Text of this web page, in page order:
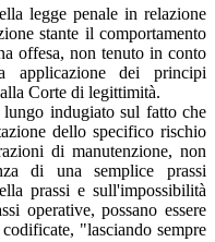
legge penale in relazione
stante il comportamento
offesa, non tenuto in conto
applicazione dei principi
Corte di legittimità.
indugiato sul fatto che
dello specifico rischio
di manutenzione, non
di una semplice prassi
prassi e sull'impossibilità
operative, possano essere
"lasciando sempre